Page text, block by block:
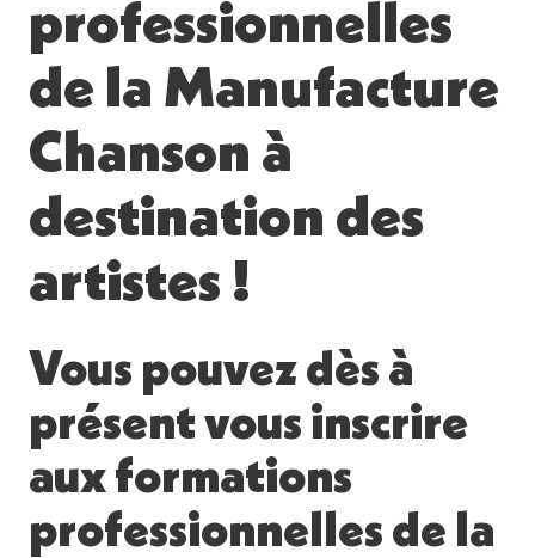
professionnelles
de la Manufacture
Chanson à
destination des
artistes !
Vous pouvez dès à
présent vous inscrire
aux formations
professionnelles de la